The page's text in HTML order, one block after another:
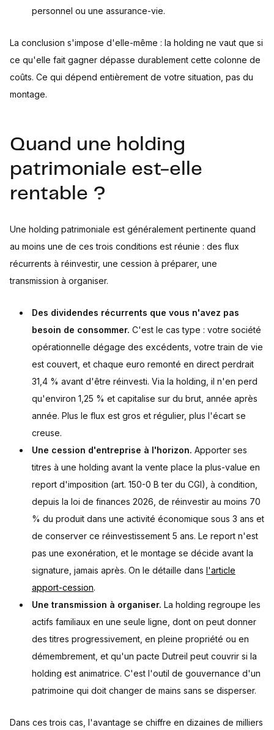
personnel ou une assurance-vie.
La conclusion s'impose d'elle-même : la holding ne vaut que si
ce qu'elle fait gagner dépasse durablement cette colonne de
coûts. Ce qui dépend entièrement de votre situation, pas du
montage.
Quand une holding
patrimoniale est-elle
rentable ?
Une holding patrimoniale est généralement pertinente quand
au moins une de ces trois conditions est réunie : des flux
récurrents à réinvestir, une cession à préparer, une
transmission à organiser.
Des dividendes récurrents que vous n'avez pas
besoin de consommer. C'est le cas type : votre société
opérationnelle dégage des excédents, votre train de vie
est couvert, et chaque euro remonté en direct perdrait
31,4 % avant d'être réinvesti. Via la holding, il n'en perd
qu'environ 1,25 % et capitalise sur du brut, année après
année. Plus le flux est gros et régulier, plus l'écart se
creuse.
Une cession d'entreprise à l'horizon. Apporter ses
titres à une holding avant la vente place la plus-value en
report d'imposition (art. 150-0 B ter du CGI), à condition,
depuis la loi de finances 2026, de réinvestir au moins 70
% du produit dans une activité économique sous 3 ans et
de conserver ce réinvestissement 5 ans. Le report n'est
pas une exonération, et le montage se décide avant la
signature, jamais après. On le détaille dans l'article
apport-cession.
Une transmission à organiser. La holding regroupe les
actifs familiaux en une seule ligne, dont on peut donner
des titres progressivement, en pleine propriété ou en
démembrement, et qu'un pacte Dutreil peut couvrir si la
holding est animatrice. C'est l'outil de gouvernance d'un
patrimoine qui doit changer de mains sans se disperser.
Dans ces trois cas, l'avantage se chiffre en dizaines de milliers